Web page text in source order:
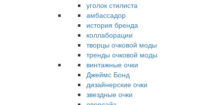
уголок стилиста
амбассадор
история бренда
коллаборации
творцы очковой моды
тренды очковой моды
винтажные очки
Джеймс Бонд
дизайнерские очки
звездные очки